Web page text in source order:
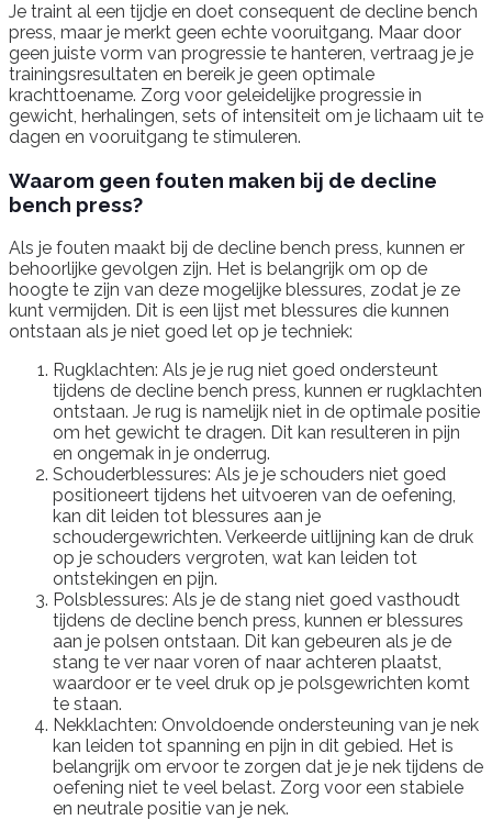
Je traint al een tijdje en doet consequent de decline bench
press, maar je merkt geen echte vooruitgang. Maar door
geen juiste vorm van progressie te hanteren, vertraag je je
trainingsresultaten en bereik je geen optimale
krachttoename. Zorg voor geleidelijke progressie in
gewicht, herhalingen, sets of intensiteit om je lichaam uit te
dagen en vooruitgang te stimuleren.
Waarom geen fouten maken bij de decline
bench press?
Als je fouten maakt bij de decline bench press, kunnen er
behoorlijke gevolgen zijn. Het is belangrijk om op de
hoogte te zijn van deze mogelijke blessures, zodat je ze
kunt vermijden. Dit is een lijst met blessures die kunnen
ontstaan als je niet goed let op je techniek:
Rugklachten: Als je je rug niet goed ondersteunt
tijdens de decline bench press, kunnen er rugklachten
ontstaan. Je rug is namelijk niet in de optimale positie
om het gewicht te dragen. Dit kan resulteren in pijn
en ongemak in je onderrug.
Schouderblessures: Als je je schouders niet goed
positioneert tijdens het uitvoeren van de oefening,
kan dit leiden tot blessures aan je
schoudergewrichten. Verkeerde uitlijning kan de druk
op je schouders vergroten, wat kan leiden tot
ontstekingen en pijn.
Polsblessures: Als je de stang niet goed vasthoudt
tijdens de decline bench press, kunnen er blessures
aan je polsen ontstaan. Dit kan gebeuren als je de
stang te ver naar voren of naar achteren plaatst,
waardoor er te veel druk op je polsgewrichten komt
te staan.
Nekklachten: Onvoldoende ondersteuning van je nek
kan leiden tot spanning en pijn in dit gebied. Het is
belangrijk om ervoor te zorgen dat je je nek tijdens de
oefening niet te veel belast. Zorg voor een stabiele
en neutrale positie van je nek.